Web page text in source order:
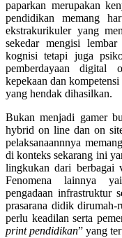
paparkan merupakan
pendidikan memang
ekstrakurikuler yang
sekedar mengisi
kognisi tetapi juga
pemberdayaan digital
kepekaan dan
yang hendak dihasilkan.
Bukan menjadi gamer
hybrid on line dan on
pelaksanaannnya
di konteks sekarang ini
lingkukan dari berbagai
Fenomena lainnya
pengadaan infrastruktur
prasarana didik dirumah-
perlu keadilan serta
print pendidikan” yang